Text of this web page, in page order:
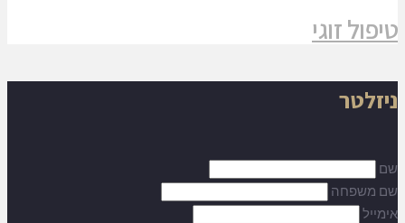
טיפול זוגי
ניזלטר
שם
שם משפחה
אימייל